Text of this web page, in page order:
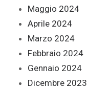
Maggio 2024
Aprile 2024
Marzo 2024
Febbraio 2024
Gennaio 2024
Dicembre 2023